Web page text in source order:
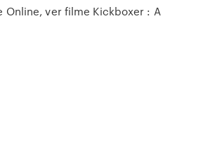
Online, ver filme Kickboxer : A